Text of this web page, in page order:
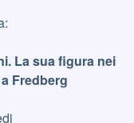
La sua figura nei
Fredberg